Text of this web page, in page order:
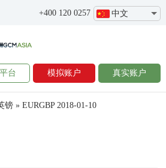
+400 120 0257 中文
台 模拟账户 真实账户
镑 »EURGBP 2018-01-10